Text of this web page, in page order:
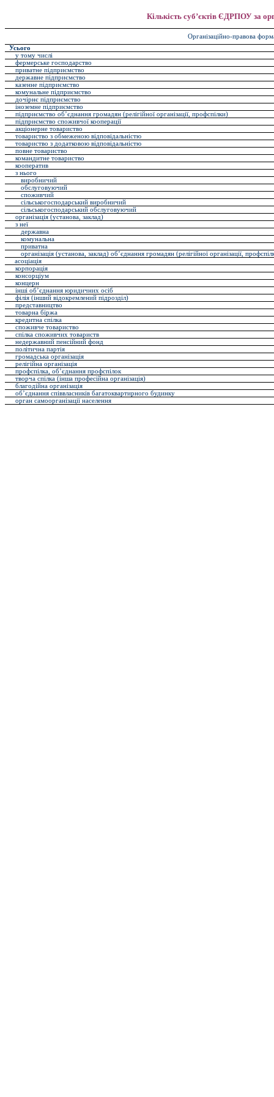
Кількість суб’єктів ЄДРПОУ за
Організаційно-правова
Усього
у тому числі
фермерське господарство
приватне підприємство
державне підприємство
казенне підприємство
комунальне підприємство
дочірнє підприємство
іноземне підприємство
підприємство об’єднання громадян (релігійної організації, профспілки)
підприємство споживчої кооперації
акціонерне товариство
товариство з обмеженою відповідальністю
товариство з додатковою відповідальністю
повне товариство
командитне товариство
кооператив
з нього
виробничий
обслуговуючий
споживчий
сільськогосподарський виробничий
сільськогосподарський обслуговуючий
організація (установа, заклад)
з неї
державна
комунальна
приватна
організація (установа, заклад) об’єднання громадян (релігійної організації,
асоціація
корпорація
консорціум
концерн
інші об’єднання юридичних осіб
філія (інший відокремлений підрозділ)
представництво
товарна біржа
кредитна спілка
споживче товариство
спілка споживчих товариств
недержавний пенсійний фонд
політична партія
громадська організація
релігійна організація
профспілка, об’єднання профспілок
творча спілка (інша професійна організація)
благодійна організація
об’єднання співвласників багатоквартирного будинку
орган самоорганізації населення